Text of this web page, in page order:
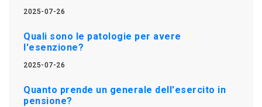
2025-07-26
Quali sono le patologie per avere
l'esenzione?
2025-07-26
Quanto prende un generale dell'esercito in
pensione?